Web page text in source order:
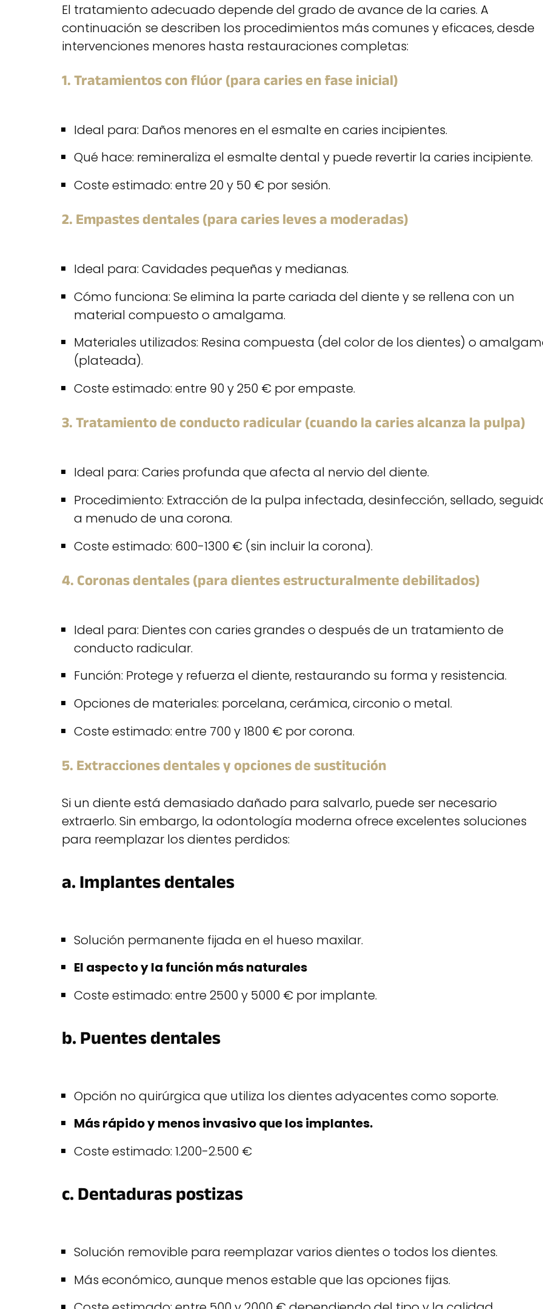
El tratamiento adecuado depende del grado de avance de la caries. A
continuación se describen los procedimientos más comunes y eficaces, desde
intervenciones menores hasta restauraciones completas:
1. Tratamientos con flúor (para caries en fase inicial)
Ideal para: Daños menores en el esmalte en caries incipientes.
Qué hace: remineraliza el esmalte dental y puede revertir la caries incipiente.
Coste estimado: entre 20 y 50 € por sesión.
2. Empastes dentales (para caries leves a moderadas)
Ideal para: Cavidades pequeñas y medianas.
Cómo funciona: Se elimina la parte cariada del diente y se rellena con un
material compuesto o amalgama.
Materiales utilizados: Resina compuesta (del color de los dientes) o
(plateada).
Coste estimado: entre 90 y 250 € por empaste.
3. Tratamiento de conducto radicular (cuando la caries alcanza la pulpa)
Ideal para: Caries profunda que afecta al nervio del diente.
Procedimiento: Extracción de la pulpa infectada, desinfección, sellado,
a menudo de una corona.
Coste estimado: 600-1300 € (sin incluir la corona).
4. Coronas dentales (para dientes estructuralmente debilitados)
Ideal para: Dientes con caries grandes o después de un tratamiento de
conducto radicular.
Función: Protege y refuerza el diente, restaurando su forma y resistencia.
Opciones de materiales: porcelana, cerámica, circonio o metal.
Coste estimado: entre 700 y 1800 € por corona.
5. Extracciones dentales y opciones de sustitución
Si un diente está demasiado dañado para salvarlo, puede ser necesario
extraerlo. Sin embargo, la odontología moderna ofrece excelentes soluciones
para reemplazar los dientes perdidos:
a. Implantes dentales
Solución permanente fijada en el hueso maxilar.
El aspecto y la función más naturales
Coste estimado: entre 2500 y 5000 € por implante.
b. Puentes dentales
Opción no quirúrgica que utiliza los dientes adyacentes como soporte.
Más rápido y menos invasivo que los implantes.
Coste estimado: 1.200-2.500 €
c. Dentaduras postizas
Solución removible para reemplazar varios dientes o todos los dientes.
Más económico, aunque menos estable que las opciones fijas.